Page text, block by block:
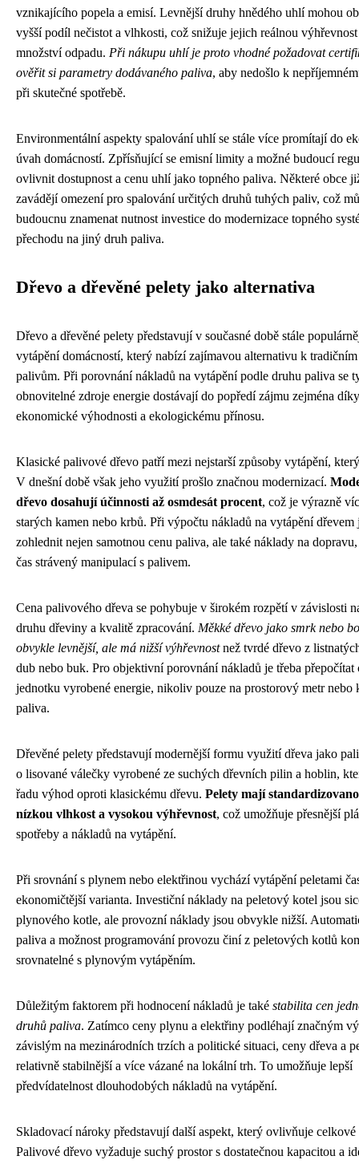
vznikajícího popela a emisí. Levnější druhy hnědého uhlí mohou
vyšší podíl nečistot a vlhkosti, což snižuje jejich reálnou
množství odpadu. Při nákupu uhlí je proto vhodné požadovat
ověřit si parametry dodávaného paliva, aby nedošlo k
při skutečné spotřebě.
Environmentální aspekty spalování uhlí se stále více promítají do
úvah domácností. Zpřísňující se emisní limity a možné budoucí
ovlivnit dostupnost a cenu uhlí jako topného paliva. Některé obce
zavádějí omezení pro spalování určitých druhů tuhých paliv, což
budoucnu znamenat nutnost investice do modernizace topného
přechodu na jiný druh paliva.
Dřevo a dřevěné pelety jako alternativa
Dřevo a dřevěné pelety představují v současné době stále
vytápění domácností, který nabízí zajímavou alternativu k
palivům. Při porovnání nákladů na vytápění podle druhu paliva se
obnovitelné zdroje energie dostávají do popředí zájmu zejména
ekonomické výhodnosti a ekologickému přínosu.
Klasické palivové dřevo patří mezi nejstarší způsoby vytápění,
V dnešní době však jeho využití prošlo značnou modernizací.
dřevo dosahují účinnosti až osmdesát procent, což je výrazně
starých kamen nebo krbů. Při výpočtu nákladů na vytápění dřevem
zohlednit nejen samotnou cenu paliva, ale také náklady na
čas strávený manipulací s palivem.
Cena palivového dřeva se pohybuje v širokém rozpětí v závislosti
druhu dřeviny a kvalitě zpracování. Měkké dřevo jako smrk nebo
obvykle levnější, ale má nižší výhřevnostnež tvrdé dřevo z
dub nebo buk. Pro objektivní porovnání nákladů je třeba přepočítat
jednotku vyrobené energie, nikoliv pouze na prostorový metr nebo
paliva.
Dřevěné pelety představují modernější formu využití dřeva jako
o lisované válečky vyrobené ze suchých dřevních pilin a hoblin,
řadu výhod oproti klasickému dřevu. Pelety mají
nízkou vlhkost a vysokou výhřevnost, což umožňuje přesnější
spotřeby a nákladů na vytápění.
Při srovnání s plynem nebo elektřinou vychází vytápění peletami
ekonomičtější varianta. Investiční náklady na peletový kotel jsou
plynového kotle, ale provozní náklady jsou obvykle nižší.
paliva a možnost programování provozu činí z peletových kotlů
srovnatelné s plynovým vytápěním.
Důležitým faktorem při hodnocení nákladů je také stabilita cen
druhů paliva. Zatímco ceny plynu a elektřiny podléhají značným
závislým na mezinárodních trzích a politické situaci, ceny dřeva a
relativně stabilnější a více vázané na lokální trh. To umožňuje lepší
předvídatelnost dlouhodobých nákladů na vytápění.
Skladovací nároky představují další aspekt, který ovlivňuje celkové
Palivové dřevo vyžaduje suchý prostor s dostatečnou kapacitou a